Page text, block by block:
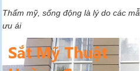
Thẩm mỹ, sống động là lý do các
ưu ái